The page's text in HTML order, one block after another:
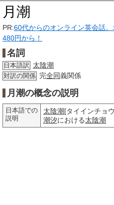
月潮
PR:60代からのオンライン英会話
480円から！
名詞
日本語訳 太陰潮
対訳の関係 完全同義関係
月潮の概念の説明
日本語での
説明
太陰潮[タイインチョ
潮汐における太陰潮